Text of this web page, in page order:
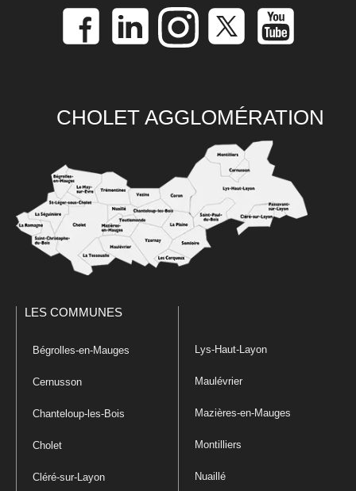
CHOLET AGGLOMÉRATION
LES COMMUNES
Bégrolles-en-Mauges
Cernusson
Chanteloup-les-Bois
Cholet
Cléré-sur-Layon
Lys-Haut-Layon
Maulévrier
Mazières-en-Mauges
Montilliers
Nuaillé